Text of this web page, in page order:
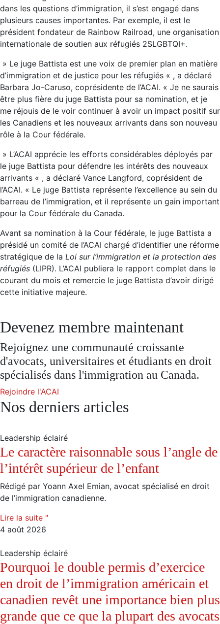
dans les questions d’immigration, il s’est engagé dans
plusieurs causes importantes. Par exemple, il est le
président fondateur de Rainbow Railroad, une organisation
internationale de soutien aux réfugiés 2SLGBTQI+.
» Le juge Battista est une voix de premier plan en matière
d’immigration et de justice pour les réfugiés « , a déclaré
Barbara Jo-Caruso, coprésidente de l’ACAI. « Je ne saurais
être plus fière du juge Battista pour sa nomination, et je
me réjouis de le voir continuer à avoir un impact positif sur
les Canadiens et les nouveaux arrivants dans son nouveau
rôle à la Cour fédérale.
» L’ACAI apprécie les efforts considérables déployés par
le juge Battista pour défendre les intérêts des nouveaux
arrivants « , a déclaré Vance Langford, coprésident de
l’ACAI. « Le juge Battista représente l’excellence au sein du
barreau de l’immigration, et il représente un gain important
pour la Cour fédérale du Canada.
Avant sa nomination à la Cour fédérale, le juge Battista a
présidé un comité de l’ACAI chargé d’identifier une réforme
stratégique de la Loi sur l’immigration et la protection des
réfugiés (LIPR). L’ACAI publiera le rapport complet dans le
courant du mois et remercie le juge Battista d’avoir dirigé
cette initiative majeure.
Devenez membre maintenant
Rejoignez une communauté croissante
d'avocats, universitaires et étudiants en droit
spécialisés dans l'immigration au Canada.
Rejoindre l'ACAI
Nos derniers articles
Leadership éclairé
Le caractère raisonnable sous l’angle de
l’intérêt supérieur de l’enfant
Rédigé par Yoann Axel Emian, avocat spécialisé en droit
de l’immigration canadienne.
Lire la suite "
4 août 2026
Leadership éclairé
Pourquoi le double permis d’exercice
en droit de l’immigration américain et
canadien revêt une importance bien plus
grande que ce que la plupart des avocats